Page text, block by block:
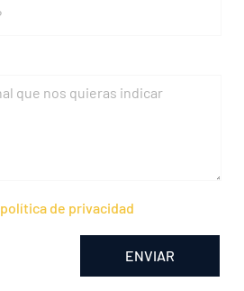
política de privacidad
ENVIAR